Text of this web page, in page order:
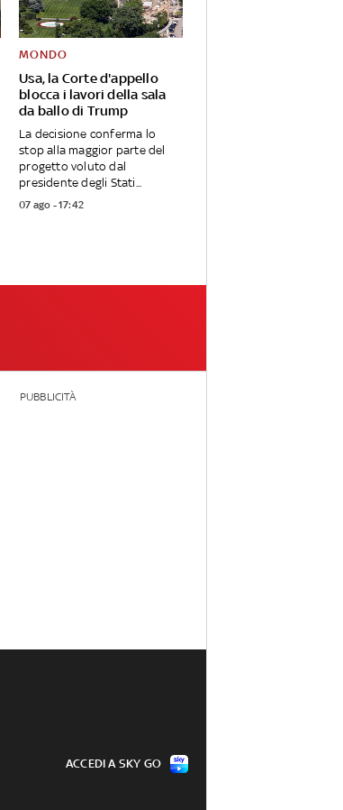
Usa, la Corte d'appello
blocca i lavori della sala
da ballo di Trump
MONDO
La decisione conferma lo
stop alla maggior parte del
progetto voluto dal
presidente degli Stati...
07 ago - 17:42
PUBBLICITÀ
ACCEDI A SKY GO